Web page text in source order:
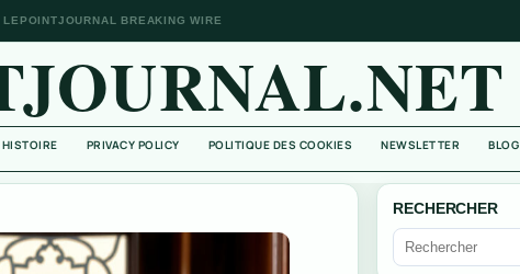
LEPOINTJOURNAL BREAKING WIRE
PRIVACY POLICY POLITIQUE DES COOKIES NEWSLETTER BLOG
RECHERCHER